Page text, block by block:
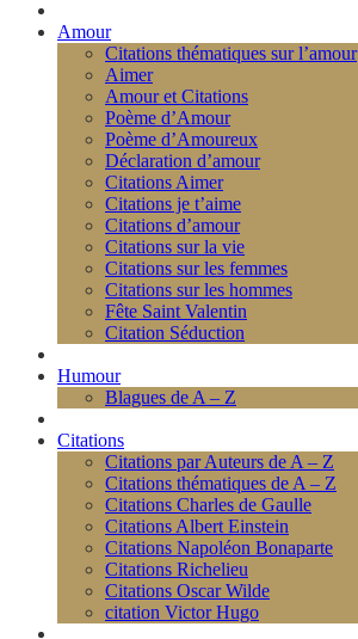
Amour
Citations thématiques sur l’amour
Aimer
Amour et Citations
Poème d’Amour
Poème d’Amoureux
Déclaration d’amour
Citations Aimer
Citations je t’aime
Citations d’amour
Citations sur la vie
Citations sur les femmes
Citations sur les hommes
Fête Saint Valentin
Citation Séduction
Humour
Blagues de A – Z
Citations
Citations par Auteurs de A – Z
Citations thématiques de A – Z
Citations Charles de Gaulle
Citations Albert Einstein
Citations Napoléon Bonaparte
Citations Richelieu
Citations Oscar Wilde
citation Victor Hugo